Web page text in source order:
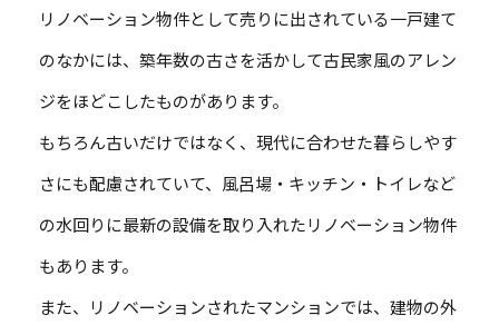
リノベーション物件として売りに出されている一戸建て
のなかには、築年数の古さを活かして古民家風のアレン
ジをほどこしたものがあります。
もちろん古いだけではなく、現代に合わせた暮らしやす
さにも配慮されていて、風呂場・キッチン・トイレなど
の水回りに最新の設備を取り入れたリノベーション物件
もあります。
また、リノベーションされたマンションでは、建物の外